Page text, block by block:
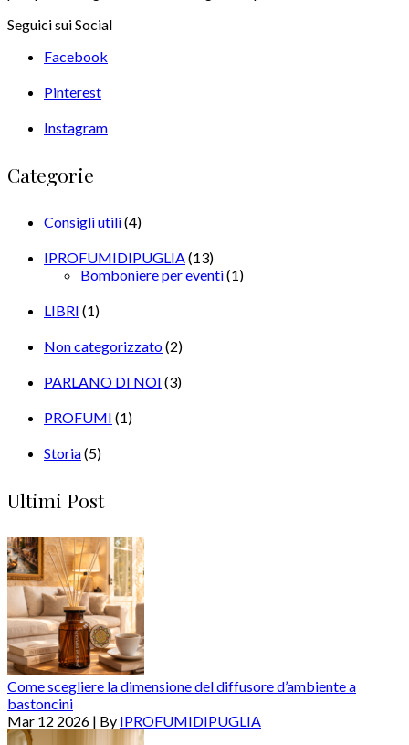
Seguici sui Social
Facebook
Pinterest
Instagram
Categorie
Consigli utili(4)
IPROFUMIDIPUGLIA (13)
Bomboniere per eventi(1)
LIBRI (1)
Non categorizzato(2)
PARLANO DI NOI (3)
PROFUMI (1)
Storia(5)
Ultimi Post
Come scegliere la dimensione del diffusore d’ambiente a
bastoncini
Mar 12 2026 | By IPROFUMIDIPUGLIA